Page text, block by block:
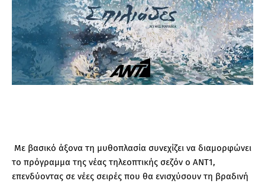
Με βασικό άξονα τη μυθοπλασία συνεχίζει να διαμορφώνει
το πρόγραμμα της νέας τηλεοπτικής σεζόν ο ΑΝΤ1,
επενδύοντας σε νέες σειρές που θα ενισχύσουν τη βραδινή